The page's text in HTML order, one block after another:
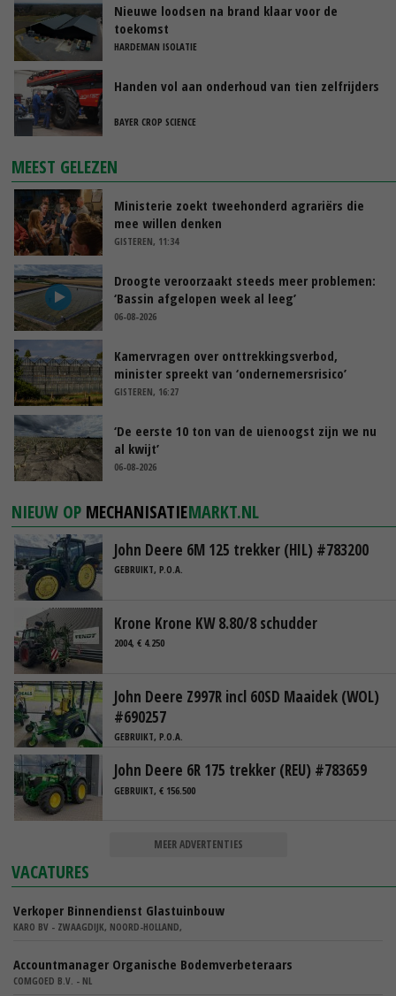
Nieuwe loodsen na brand klaar voor de
toekomst
HARDEMAN ISOLATIE
Handen vol aan onderhoud van tien zelfrijders
BAYER CROP SCIENCE
MEEST GELEZEN
Ministerie zoekt tweehonderd agrariërs die
mee willen denken
GISTEREN, 11:34
Droogte veroorzaakt steeds meer problemen:
‘Bassin afgelopen week al leeg’
06-08-2026
Kamervragen over onttrekkingsverbod,
minister spreekt van ‘ondernemersrisico’
GISTEREN, 16:27
‘De eerste 10 ton van de uienoogst zijn we nu
al kwijt’
06-08-2026
NIEUW OP MECHANISATIEMARKT.NL
John Deere 6M 125 trekker (HIL) #783200
GEBRUIKT, P.O.A.
Krone Krone KW 8.80/8 schudder
2004, € 4.250
John Deere Z997R incl 60SD Maaidek (WOL)
#690257
GEBRUIKT, P.O.A.
John Deere 6R 175 trekker (REU) #783659
GEBRUIKT, € 156.500
MEER ADVERTENTIES
VACATURES
Verkoper Binnendienst Glastuinbouw
KARO BV - ZWAAGDIJK, NOORD-HOLLAND,
Accountmanager Organische Bodemverbeteraars
COMGOED B.V. - NL